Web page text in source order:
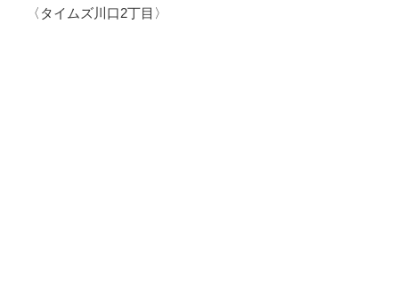
〈タイムズ川口2丁目〉